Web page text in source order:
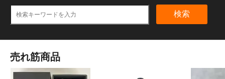
検索
売れ筋商品